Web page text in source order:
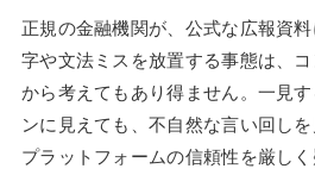
正規の金融機関が、公式な広報資
字や文法ミスを放置する事態は、
から考えてもあり得ません。一見
ンに見えても、不自然な言い回し
プラットフォームの信頼性を厳しく